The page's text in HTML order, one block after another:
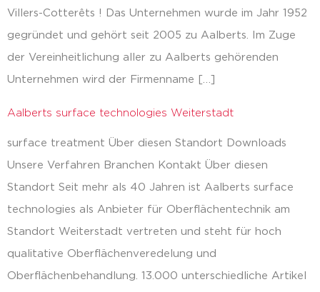
Villers-Cotterêts ! Das Unternehmen wurde im Jahr 1952
gegründet und gehört seit 2005 zu Aalberts. Im Zuge
der Vereinheitlichung aller zu Aalberts gehörenden
Unternehmen wird der Firmenname […]
Aalberts surface technologies Weiterstadt
surface treatment Über diesen Standort Downloads
Unsere Verfahren Branchen Kontakt Über diesen
Standort Seit mehr als 40 Jahren ist Aalberts surface
technologies als Anbieter für Oberflächentechnik am
Standort Weiterstadt vertreten und steht für hoch
qualitative Oberflächenveredelung und
Oberflächenbehandlung. 13.000 unterschiedliche Artikel